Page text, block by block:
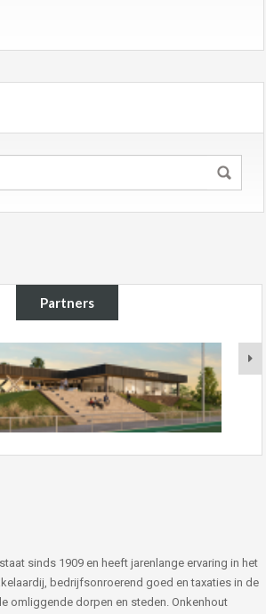
Partners
sinds 1909 en heeft jarenlange ervaring in het
bedrijfsonroerend goed en taxaties in de
omliggende dorpen en steden. Onkenhout